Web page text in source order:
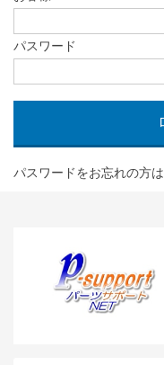
パスワード
パスワードをお忘れの方は